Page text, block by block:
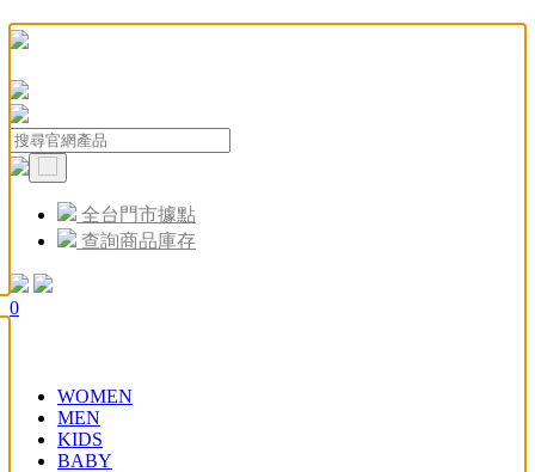
全台門市據點
查詢商品庫存
0
WOMEN
MEN
KIDS
BABY